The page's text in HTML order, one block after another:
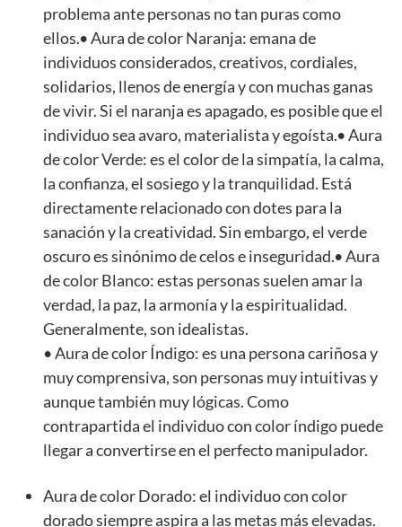
problema ante personas no tan puras como
ellos.• Aura de color Naranja: emana de
individuos considerados, creativos, cordiales,
solidarios, llenos de energía y con muchas ganas
de vivir. Si el naranja es apagado, es posible que el
individuo sea avaro, materialista y egoísta.• Aura
de color Verde: es el color de la simpatía, la calma,
la confianza, el sosiego y la tranquilidad. Está
directamente relacionado con dotes para la
sanación y la creatividad. Sin embargo, el verde
oscuro es sinónimo de celos e inseguridad.• Aura
de color Blanco: estas personas suelen amar la
verdad, la paz, la armonía y la espiritualidad.
Generalmente, son idealistas.
• Aura de color Índigo: es una persona cariñosa y
muy comprensiva, son personas muy intuitivas y
aunque también muy lógicas. Como
contrapartida el individuo con color índigo puede
llegar a convertirse en el perfecto manipulador.
Aura de color Dorado: el individuo con color
dorado siempre aspira a las metas más elevadas.